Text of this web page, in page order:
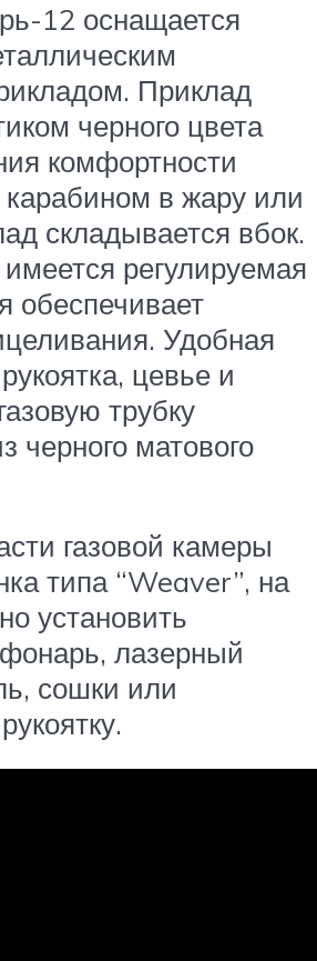
12 оснащается
Приклад
черного цвета
комфортности
карабином в жару или
складывается вбок.
регулируемая
обеспечивает
Удобная
цевье и
трубку
черного матового
газовой камеры
типа “Weaver”, на
установить
лазерный
сошки или